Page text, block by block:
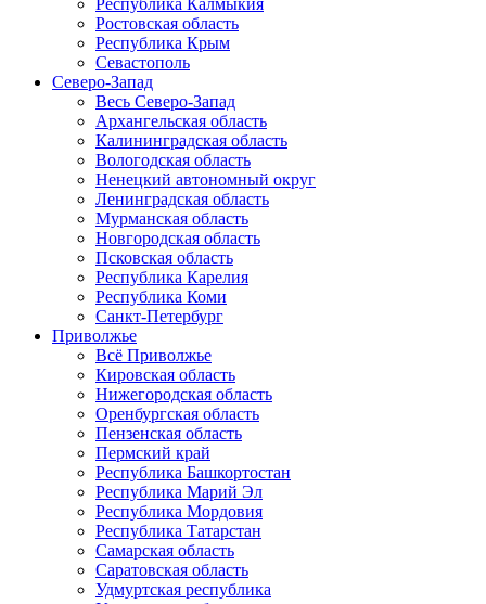
Республика Калмыкия
Ростовская область
Республика Крым
Севастополь
Северо-Запад
Весь Северо-Запад
Архангельская область
Калининградская область
Вологодская область
Ненецкий автономный округ
Ленинградская область
Мурманская область
Новгородская область
Псковская область
Республика Карелия
Республика Коми
Санкт-Петербург
Приволжье
Всё Приволжье
Кировская область
Нижегородская область
Оренбургская область
Пензенская область
Пермский край
Республика Башкортостан
Республика Марий Эл
Республика Мордовия
Республика Татарстан
Самарская область
Саратовская область
Удмуртская республика